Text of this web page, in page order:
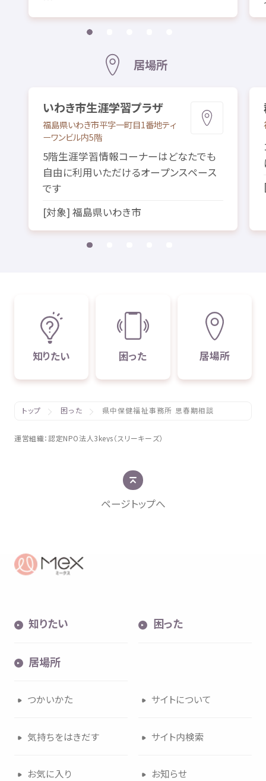
居場所
いわき市生涯学習プラザ
福島県いわき市平字一町目1番地ティ
ーワンビル内5階
5階生涯学習情報コーナーはどなたでも
自由に利用いただけるオープンスペース
です
[対象] 福島県いわき市
知りたい 困った 居場所
トップ 困った 県中保健福祉事務所 思春期相談
運営組織：認定NPO法人 3keys（スリーキーズ）
ページトップへ
知りたい 困った
居場所
つかいかた サイトについて
気持ちをはきだす サイト内検索
お気に入 り お知らせ